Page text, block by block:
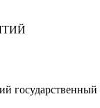
государственный